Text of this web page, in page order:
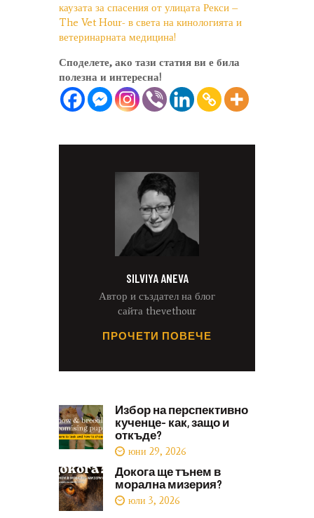
каузата за спасения от улицата Рекси –
The Vet Hour- в света на кинологията и
ветеринарната медицина!
Споделете, ако тази статия ви е била
полезна и интересна!
SILVIYA ANEVA
Автор и създател на блог
сайта thevethour
ПРОЧЕТИ ПОВЕЧЕ
Избор на перспективно
кученце- как, защо и
откъде?
юни 29, 2026
Докога ще тънем в
морална мизерия?
юли 3, 2026